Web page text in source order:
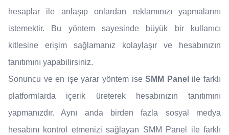
hesaplar ile anlaşıp onlardan reklamınızı yapmalarını
istemektir. Bu yöntem sayesinde büyük bir kullanıcı
kitlesine erişim sağlamanız kolaylaşır ve hesabınızın
tanıtımını yapabilirsiniz.
Sonuncu ve en işe yarar yöntem iseSMM Panel ile farklı
platformlarda içerik üreterek hesabınızın tanıtımını
yapmanızdır. Aynı anda birden fazla sosyal medya
hesabını kontrol etmenizi sağlayan SMM Panel ile farklı